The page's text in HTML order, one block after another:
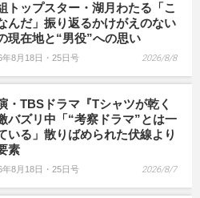
トップスター・湖月わたる「こ
んだ」振り返るかけがえのない
現在地と“男役”への思い
8月18日・25日号 2026/8/8
・TBSドラマ『Tシャツが乾く
バズリ中「“考察ドラマ”とは一
いる」散りばめられた伏線より
素
8月18日・25日号 2026/8/7